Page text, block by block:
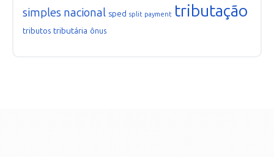
simples nacional sped split payment tributação
tributos tributária ônus